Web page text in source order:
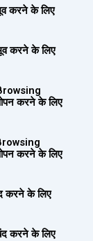
करने के लिए
करने के लिए
करने के लिए
करने के लिए
करने के लिए
करने के लिए